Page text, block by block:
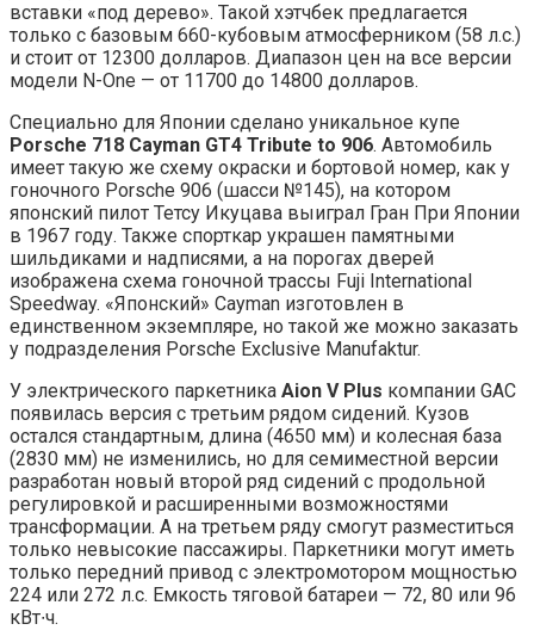
вставки «под дерево». Такой хэтчбек предлагается
только с базовым 660-кубовым атмосферником (58 л.с.)
и стоит от 12300 долларов. Диапазон цен на все версии
модели N-One — от 11700 до 14800 долларов.
Специально для Японии сделано уникальное купе
Porsche 718 Cayman GT4 Tribute to 906. Автомобиль
имеет такую же схему окраски и бортовой номер, как у
гоночного Porsche 906 (шасси №145), на котором
японский пилот Тетсу Икуцава выиграл Гран При Японии
в 1967 году. Также спорткар украшен памятными
шильдиками и надписями, а на порогах дверей
изображена схема гоночной трассы Fuji International
Speedway. «Японский» Cayman изготовлен в
единственном экземпляре, но такой же можно заказать
у подразделения Porsche Exclusive Manufaktur.
У электрического паркетника Aion V Plus компании GAC
появилась версия с третьим рядом сидений. Кузов
остался стандартным, длина (4650 мм) и колесная база
(2830 мм) не изменились, но для семиместной версии
разработан новый второй ряд сидений с продольной
регулировкой и расширенными возможностями
трансформации. А на третьем ряду смогут разместиться
только невысокие пассажиры. Паркетники могут иметь
только передний привод с электромотором мощностью
224 или 272 л.с. Емкость тяговой батареи — 72, 80 или 96
кВт∙ч.